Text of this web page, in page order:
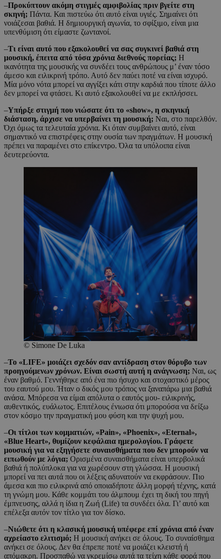
–Προκύπτουν ακόμη στιγμές αμφιβολίας πριν βγείτε στη
σκηνή; Πάντα. Και πιστεύω ότι αυτό είναι υγιές. Σημαίνει ότι
νοιάζεσαι βαθιά. Η δημιουργική αγωνία, το σφίξιμο, είναι μια
υπενθύμιση ότι είμαστε ζωντανοί.
–Τι είναι αυτό που εξακολουθεί να σας συγκινεί βαθιά στη
μουσική, έπειτα από τόσα χρόνια διεθνούς πορείας; Η
ικανότητα της μουσικής να συνδέει τους ανθρώπους μ’ έναν τόσο
άμεσο και ειλικρινή τρόπο. Αυτό δεν παύει ποτέ να είναι ισχυρό.
Μία μόνο νότα μπορεί να αγγίξει κάτι στην καρδιά που τίποτε άλλο
δεν μπορεί να φτάσει. Κι αυτό εξακολουθεί να με εκπλήσσει.
–Υπήρξε στιγμή που νιώσατε ότι το «show», η σκηνική
διάσταση, άρχισε να υπερβαίνει τη μουσική; Ναι, στο παρελθόν.
Όχι όμως τα τελευταία χρόνια. Κι όταν συμβαίνει αυτό, είναι
σημαντικό να επιστρέφεις στην ουσία των πραγμάτων. Η μουσική
πρέπει να παραμένει στο επίκεντρο. Όλα τα υπόλοιπα είναι
δευτερεύοντα.
© Simone De Luka
–Το «LIFE» μοιάζει σχεδόν σαν αντίδραση στον θόρυβο των
προηγούμενων χρόνων. Είναι σωστή αυτή η ανάγνωση; Ναι, ως
έναν βαθμό. Γεννήθηκε από ένα πιο ήσυχο και στοχαστικό μέρος
του εαυτού μου. Ήταν ο δικός μου τρόπος να ξαναπάρω μια βαθιά
ανάσα. Μπόρεσα να είμαι απόλυτα ο εαυτός μου- ειλικρινής,
αυθεντικός, ευάλωτος. Επιτέλους ένιωσα ότι μπορούσα να δείξω
στον κόσμο την πραγματική μου φύση και την ψυχή μου.
–Οι τίτλοι των κομματιών, «Pain», «Phoenix», «Eternal»,
«Blue Heart», θυμίζουν κεφάλαια ημερολογίου. Γράφετε
μουσική για να εξηγήσετε συναισθήματα που δεν μπορούν να
ειπωθούν με λόγια; Ορισμένα συναισθήματα είναι υπερβολικά
βαθιά ή πολύπλοκα για να χωρέσουν στη γλώσσα. Η μουσική
μπορεί να πει αυτά που οι λέξεις αδυνατούν να εκφράσουν. Πιο
άμεσα και πιο ειλικρινά από οποιαδήποτε άλλη μορφή τέχνης, κατά
τη γνώμη μου. Κάθε κομμάτι του άλμπουμ έχει τη δική του πηγή
έμπνευσης, αλλά η ίδια η Ζωή (Life) τα συνδέει όλα. Γι’ αυτό και
επέλεξα αυτόν τον τίτλο για τον δίσκο.
–Νιώθετε ότι η κλασική μουσική υπέφερε επί χρόνια από έναν
αχρείαστο ελιτισμό; Η μουσική ανήκει σε όλους. Το συναίσθημα
ανήκει σε όλους. Δεν θα έπρεπε ποτέ να μοιάζει κλειστή ή
απόμακρη. Προσπαθώ να γκρεμίσω αυτά τα τείχη κάθε φορά που